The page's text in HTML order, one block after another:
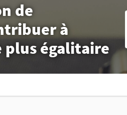
de
à
plus égalitaire